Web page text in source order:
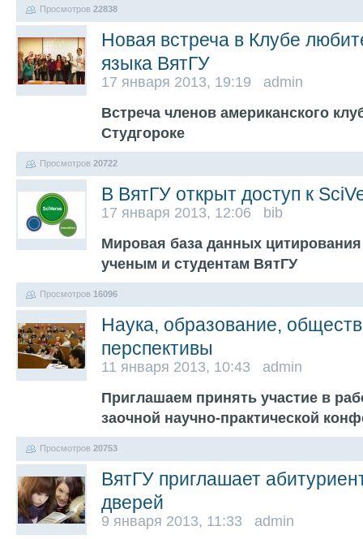
Просмотров 22838
Новая встреча в Клубе
языка ВятГУ
17 января 2013, 19:19 admin
Встреча членов американского
Студгороке
Просмотров 20722
В ВятГУ открыт доступ к
17 января 2013, 12:06 bib
Мировая база данных
ученым и студентам ВятГУ
Просмотров 16096
Наука, образование,
перспективы
11 января 2013, 10:43 admin
Приглашаем принять участие в
заочной научно-практической
Просмотров 20753
ВятГУ приглашает
дверей
9 января 2013, 11:33 admin